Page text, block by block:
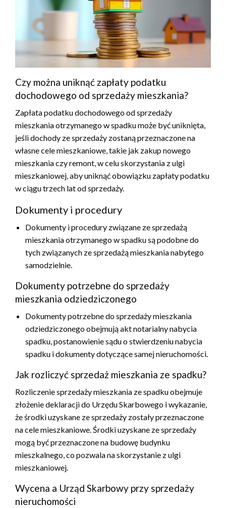
Czy można uniknąć zapłaty podatku
dochodowego od sprzedaży mieszkania?
Zapłata podatku dochodowego od sprzedaży
mieszkania otrzymanego w spadku może być uniknięta,
jeśli dochody ze sprzedaży zostaną przeznaczone na
własne cele mieszkaniowe, takie jak zakup nowego
mieszkania czy remont, w celu skorzystania z ulgi
mieszkaniowej, aby uniknąć obowiązku zapłaty podatku
w ciągu trzech lat od sprzedaży.
Dokumenty i procedury
Dokumenty i procedury związane ze sprzedażą
mieszkania otrzymanego w spadku są podobne do
tych związanych ze sprzedażą mieszkania nabytego
samodzielnie.
Dokumenty potrzebne do sprzedaży
mieszkania odziedziczonego
Dokumenty potrzebne do sprzedaży mieszkania
odziedziczonego obejmują akt notarialny nabycia
spadku, postanowienie sądu o stwierdzeniu nabycia
spadku i dokumenty dotyczące samej nieruchomości.
Jak rozliczyć sprzedaż mieszkania ze spadku?
Rozliczenie sprzedaży mieszkania ze spadku obejmuje
złożenie deklaracji do Urzędu Skarbowego i wykazanie,
że środki uzyskane ze sprzedaży zostały przeznaczone
na cele mieszkaniowe. Środki uzyskane ze sprzedaży
mogą być przeznaczone na budowę budynku
mieszkalnego, co pozwala na skorzystanie z ulgi
mieszkaniowej.
Wycena a Urząd Skarbowy przy sprzedaży
nieruchomości